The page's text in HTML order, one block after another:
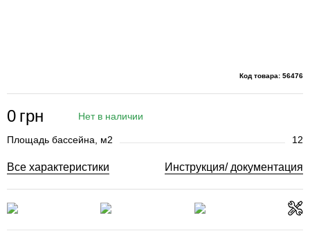
Код товара: 56476
0 грн Нет в наличии
Площадь бассейна, м2 12
Все характеристики Инструкция/ документация